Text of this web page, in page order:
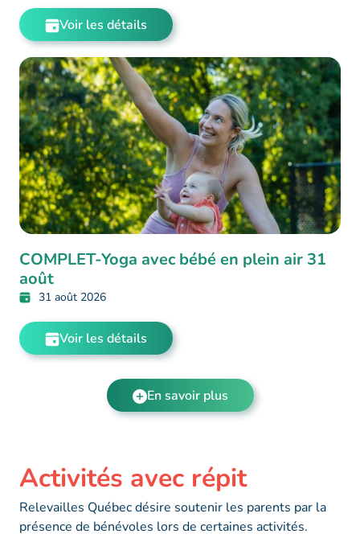
Voir les détails
COMPLET-Yoga avec bébé en plein air 31
août
31 août 2026
Voir les détails
En savoir plus
Activités avec répit
Relevailles Québec désire soutenir les parents par la
présence de bénévoles lors de certaines activités.